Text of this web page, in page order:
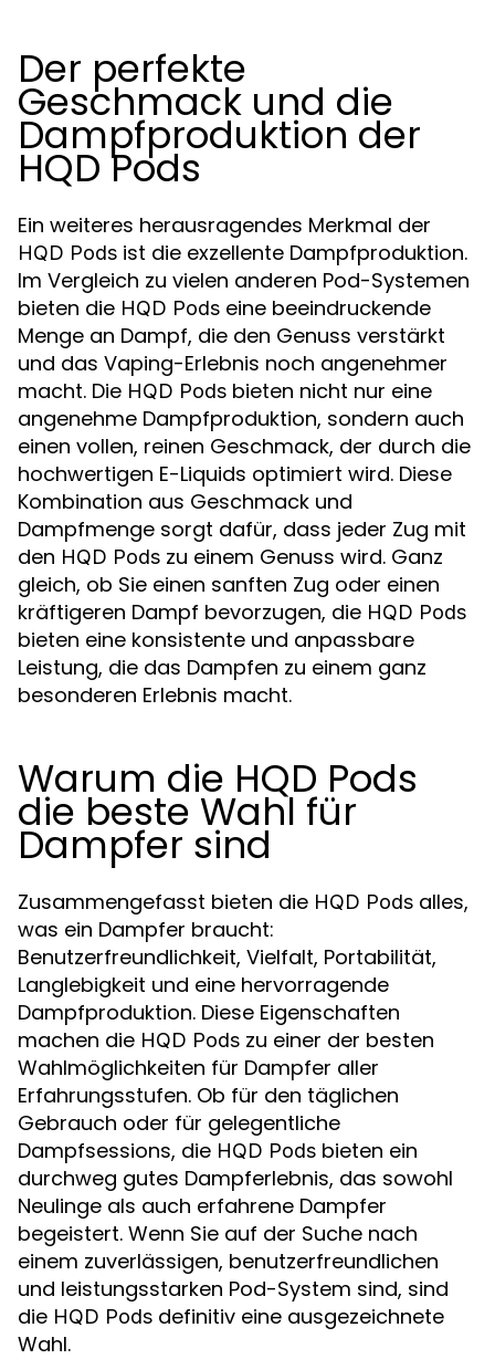
Der perfekte
Geschmack und die
Dampfproduktion der
HQD Pods
Ein weiteres herausragendes Merkmal der
HQD Pods ist die exzellente Dampfproduktion.
Im Vergleich zu vielen anderen Pod-Systemen
bieten die HQD Pods eine beeindruckende
Menge an Dampf, die den Genuss verstärkt
und das Vaping-Erlebnis noch angenehmer
macht. Die HQD Pods bieten nicht nur eine
angenehme Dampfproduktion, sondern auch
einen vollen, reinen Geschmack, der durch die
hochwertigen E-Liquids optimiert wird. Diese
Kombination aus Geschmack und
Dampfmenge sorgt dafür, dass jeder Zug mit
den HQD Pods zu einem Genuss wird. Ganz
gleich, ob Sie einen sanften Zug oder einen
kräftigeren Dampf bevorzugen, die HQD Pods
bieten eine konsistente und anpassbare
Leistung, die das Dampfen zu einem ganz
besonderen Erlebnis macht.
Warum die HQD Pods
die beste Wahl für
Dampfer sind
Zusammengefasst bieten die HQD Pods alles,
was ein Dampfer braucht:
Benutzerfreundlichkeit, Vielfalt, Portabilität,
Langlebigkeit und eine hervorragende
Dampfproduktion. Diese Eigenschaften
machen die HQD Pods zu einer der besten
Wahlmöglichkeiten für Dampfer aller
Erfahrungsstufen. Ob für den täglichen
Gebrauch oder für gelegentliche
Dampfsessions, die HQD Pods bieten ein
durchweg gutes Dampferlebnis, das sowohl
Neulinge als auch erfahrene Dampfer
begeistert. Wenn Sie auf der Suche nach
einem zuverlässigen, benutzerfreundlichen
und leistungsstarken Pod-System sind, sind
die HQD Pods definitiv eine ausgezeichnete
Wahl.